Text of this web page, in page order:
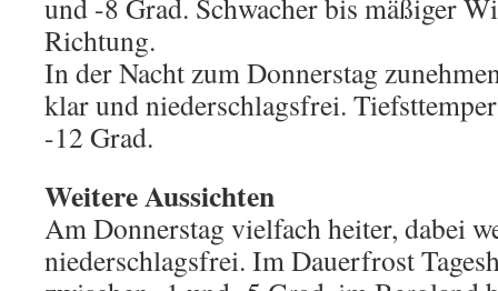
und -8 Grad. Schwacher bis mäßiger
Richtung.
In der Nacht zum Donnerstag
klar und niederschlagsfrei.
-12 Grad.
Weitere Aussichten
Am Donnerstag vielfach heiter, dabei
niederschlagsfrei. Im Dauerfrost